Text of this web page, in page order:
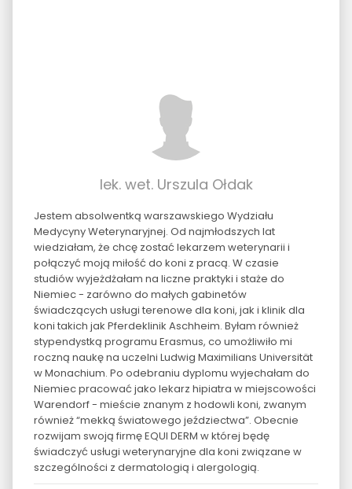
lek. wet. Urszula Ołdak
Jestem absolwentką warszawskiego Wydziału
Medycyny Weterynaryjnej. Od najmłodszych lat
wiedziałam, że chcę zostać lekarzem weterynarii i
połączyć moją miłość do koni z pracą. W czasie
studiów wyjeżdżałam na liczne praktyki i staże do
Niemiec - zarówno do małych gabinetów
świadczących usługi terenowe dla koni, jak i klinik dla
koni takich jak Pferdeklinik Aschheim. Byłam również
stypendystką programu Erasmus, co umożliwiło mi
roczną naukę na uczelni Ludwig Maximilians Universität
w Monachium. Po odebraniu dyplomu wyjechałam do
Niemiec pracować jako lekarz hipiatra w miejscowości
Warendorf - mieście znanym z hodowli koni, zwanym
również “mekką światowego jeździectwa”. Obecnie
rozwijam swoją firmę EQUI DERM w której będę
świadczyć usługi weterynaryjne dla koni związane w
szczególności z dermatologią i alergologią.